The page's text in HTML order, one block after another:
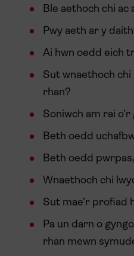
Ble aethoch chi ac
Pwy aeth ar y
Ai hwn oedd eich
Sut wnaethoch
rhan?
Soniwch am rai
Beth oedd
Beth oedd
Wnaethoch chi
Sut mae’r profiad
Pa un darn o
rhan mewn